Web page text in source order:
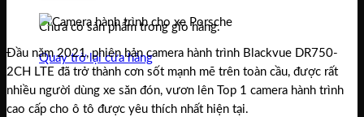
Chưa có sản phẩm trong giỏ hàng.
Quay trở lại cửa hàng
Đầu năm 2021, phiên bản camera hành trình Blackvue DR750-
2CH LTE đã trở thành cơn sốt mạnh mẽ trên toàn cầu, được rất
nhiều người dùng xe săn đón, vươn lên Top 1 camera hành trình
cao cấp cho ô tô được yêu thích nhất hiện tại.